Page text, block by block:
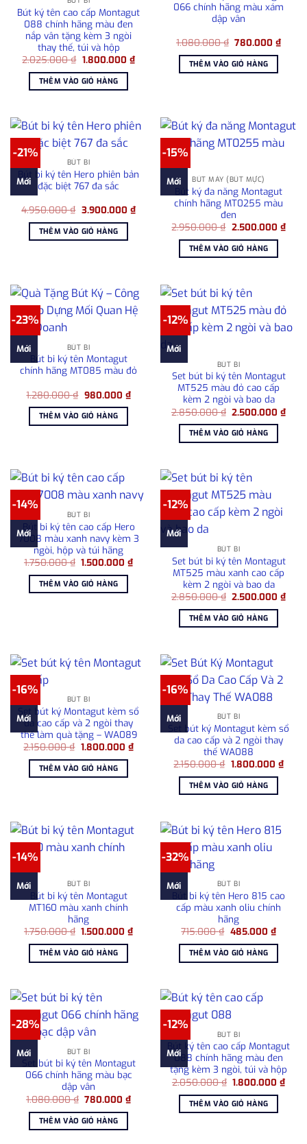
Bút ký tên cao cấp Montagut
088 chính hãng màu đen
nắp vân tặng kèm 3 ngòi
thay thế, túi và hộp
2.025.000₫ Giá
là:
2.025.000 ₫.
1.800.000 ₫Giá
hiện
THÊM VÀO GIỎ HÀNG
066 chính hãng màu xám
dập vân
1.080.000₫ Giá
là:
1.080.000 ₫.
780.000₫Giá
hiện
THÊM VÀO GIỎ HÀNG
-21%
Mới
BÚT BI
Bút bi ký tên Hero phiên bản
đặc biệt 767 đa sắc
4.950.000₫ Giá
là:
4.950.000 ₫.
3.900.000 ₫Giá
3.900.000 ₫.
THÊM VÀO GIỎ HÀNG
-15%
Mới BÚT MÁY (BÚT MỰC)
Bút ký đa năng Montagut
chính hãng MT0255 màu
đen
2.950.000₫ Giá
là:
2.950.000 ₫.
2.500.000 ₫Giá
THÊM VÀO GIỎ HÀNG
-23%
Mới BÚT BI
Bút bi ký tên Montagut
chính hãng MT085 màu đỏ
1.280.000₫ Giá
là:
1.280.000 ₫.
980.000 ₫Giá
hiện
THÊM VÀO GIỎ HÀNG
-12%
Mới
BÚT BI
Set bút bi ký tên Montagut
MT525 màu đỏ cao cấp
kèm 2 ngòi và bao da
2.850.000₫ Giá
là:
2.850.000 ₫.
2.500.000₫Giá
hiện
THÊM VÀO GIỎ HÀNG
-14%
Mới
BÚT BI
Bút bi ký tên cao cấp Hero
7008 màu xanh navy kèm 3
ngòi, hộp và túi hãng
1.750.000₫ Giá
là:
1.750.000 ₫.
1.500.000₫Giá
hiện
1.500.000 ₫.
THÊM VÀO GIỎ HÀNG
-12%
Mới
BÚT BI
Set bút bi ký tên Montagut
MT525 màu xanh cao cấp
kèm 2 ngòi và bao da
2.850.000₫ Giá
là:
2.850.000 ₫.
2.500.000₫Giá
hiện
THÊM VÀO GIỎ HÀNG
-16%
Mới
BÚT BI
Set bút ký Montagut kèm sổ
da cao cấp và 2 ngòi thay
thế làm quà tặng – WA089
2.150.000₫ Giá
là:
2.150.000 ₫.
1.800.000 ₫Giá
hiện
1.800.000 ₫.
THÊM VÀO GIỎ HÀNG
-16%
Mới BÚT BI
Set bút ký Montagut kèm sổ
da cao cấp và 2 ngòi thay
thế WA088
2.150.000₫ Giá
là:
2.150.000 ₫.
1.800.000 ₫Giá
hiện
THÊM VÀO GIỎ HÀNG
-14%
Mới BÚT BI
Bút bi ký tên Montagut
MT160 màu xanh chính
hãng
1.750.000₫ Giá
là:
1.750.000 ₫.
1.500.000₫Giá
1.500.000 ₫.
THÊM VÀO GIỎ HÀNG
-32%
Mới BÚT BI
Bút bi ký tên Hero 815 cao
cấp màu xanh oliu chính
hãng
715.000₫ Giá
là:
715.000 ₫.
485.000 ₫Giá
tại
THÊM VÀO GIỎ HÀNG
-28%
Mới BÚT BI
Set bút bi ký tên Montagut
066 chính hãng màu bạc
dập vân
1.080.000₫ Giá
là:
1.080.000 ₫.
780.000₫Giá
hiện
THÊM VÀO GIỎ HÀNG
-12%
Mới
BÚT BI
Bút ký tên cao cấp Montagut
088 chính hãng màu đen
tặng kèm 3 ngòi, túi và hộp
2.050.000₫ Giá
là:
2.050.000 ₫.
1.800.000₫Giá
hiện
THÊM VÀO GIỎ HÀNG